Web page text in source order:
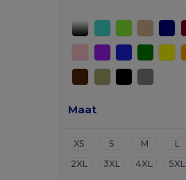
Maat
XS S M L
2XL
3XL 4XL 5XL